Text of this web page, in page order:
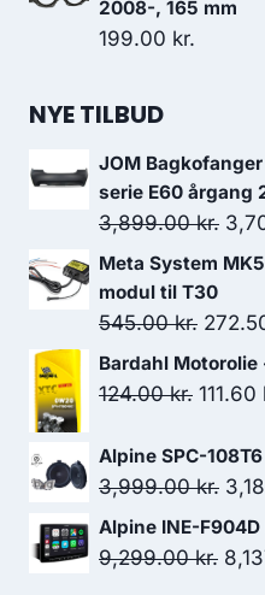
103.00
2008-, 165 mm
199.00 kr.
NYE TILBUD
JOM
serie E60 årgang
3,899.00kr. Den
var:
Meta System
modul til T30
545.00kr. Den
pris
Bardahl
124.00kr. Den
pris
var:
111.60
Alpine SPC-
3,999.00kr. Den
pris
Alpine INE-
9,299.00kr. Den